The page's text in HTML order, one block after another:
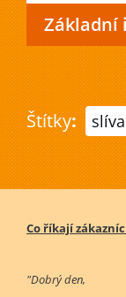
Základní
Štítky: slíva
Co říkají
"Dobrý den,